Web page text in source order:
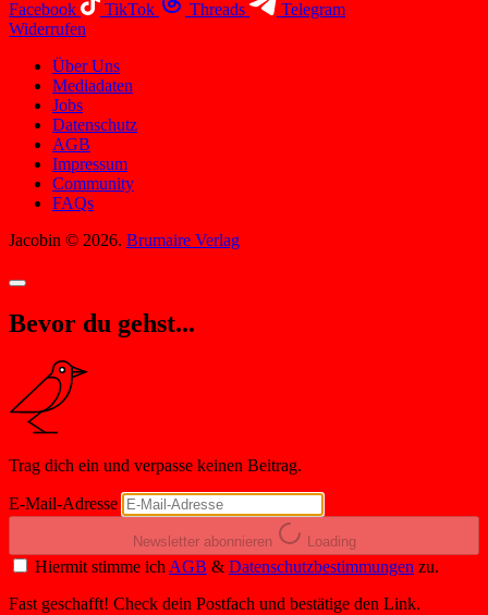
Facebook
TikTok Threads
Telegram
Widerrufen
Über Uns
Mediadaten
Jobs
Datenschutz
AGB
Impressum
Community
FAQs
Jacobin © 2026. Brumaire Verlag
Bevor du gehst...
Trag dich ein und verpasse keinen Beitrag.
E-Mail-Adresse
Newsletter abonnieren Loading
Hiermit stimme ich AGB & Datenschutzbestimmungen zu.
Fast geschafft! Check dein Postfach und bestätige den Link.